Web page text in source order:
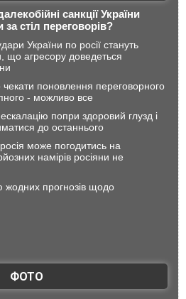
санкції України
стіл переговорів?
України по росії стануть
що агресору доведеться
чекати поновлення переговорного
- можливо все
попри здоровий глузд і
до останнього
може погодитись на
намірів росіяни не
прогнозів щодо
ФОТО